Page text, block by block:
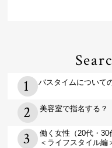
バスタイムについて
美容室で指名する
働く女性（20代・30
＜ライフスタイル編